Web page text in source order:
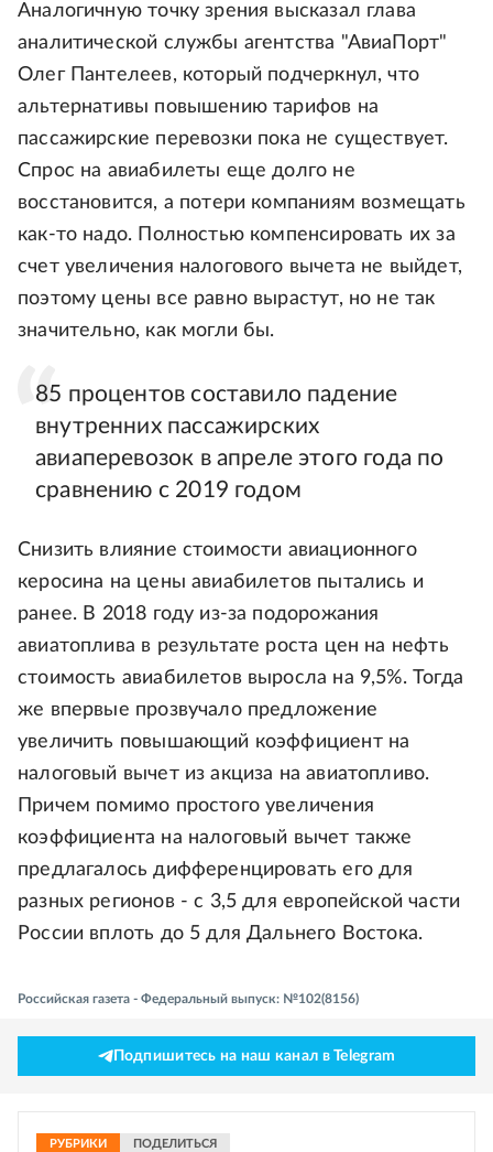
Аналогичную точку зрения высказал глава
аналитической службы агентства "АвиаПорт"
Олег Пантелеев, который подчеркнул, что
альтернативы повышению тарифов на
пассажирские перевозки пока не существует.
Спрос на авиабилеты еще долго не
восстановится, а потери компаниям возмещать
как-то надо. Полностью компенсировать их за
счет увеличения налогового вычета не выйдет,
поэтому цены все равно вырастут, но не так
значительно, как могли бы.
85 процентов составило падение
внутренних пассажирских
авиаперевозок в апреле этого года по
сравнению с 2019 годом
Снизить влияние стоимости авиационного
керосина на цены авиабилетов пытались и
ранее. В 2018 году из-за подорожания
авиатоплива в результате роста цен на нефть
стоимость авиабилетов выросла на 9,5%. Тогда
же впервые прозвучало предложение
увеличить повышающий коэффициент на
налоговый вычет из акциза на авиатопливо.
Причем помимо простого увеличения
коэффициента на налоговый вычет также
предлагалось дифференцировать его для
разных регионов - с 3,5 для европейской части
России вплоть до 5 для Дальнего Востока.
Российская газета - Федеральный выпуск: №102(8156)
Подпишитесь на наш канал в Telegram
РУБРИКИ ПОДЕЛИТЬСЯ